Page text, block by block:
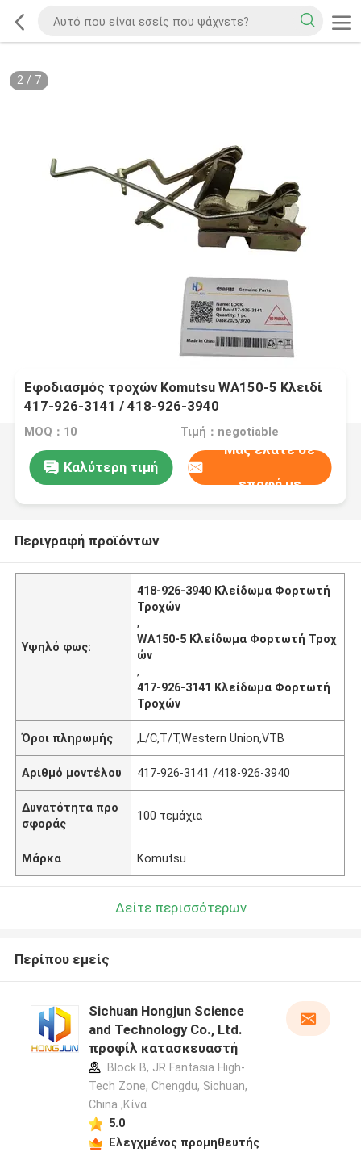
2/ 7
Εφοδιασμός τροχών Komutsu WA150-5 Κλειδί
417-926-3141 / 418-926-3940
MOQ：10 Τιμή：negotiable
Καλύτερη τιμή
Μας ελάτε σε
επαφή με
Περιγραφή προϊόντων
Υψηλό φως:
418-926-3940 Κλείδωμα Φορτωτή
Τροχών
,
WA150-5 Κλείδωμα Φορτωτή Τροχ
ών
,
417-926-3141 Κλείδωμα Φορτωτή
Τροχών
Όροι πληρωμής ,L/C,T/T,Western Union,VTB
Αριθμό μοντέλου 417-926-3141 /418-926-3940
Δυνατότητα προ
σφοράς
100 τεμάχια
Μάρκα Komutsu
Δείτε περισσότερων
Περίπου εμείς
Sichuan Hongjun Science
and Technology Co., Ltd.
προφίλ κατασκευαστή
Block B, JR Fantasia High-
Tech Zone, Chengdu, Sichuan,
China ,Κίνα
5.0
Ελεγχμένος προμηθευτής